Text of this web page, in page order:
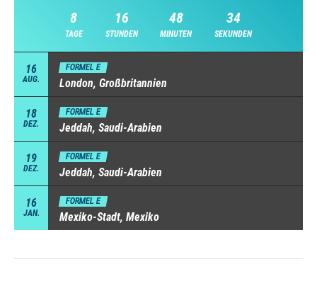
8
TAGE
16
STUNDEN
48
MINUTEN
33
SEKUNDEN
16
AUG.
FORMEL E
London, Großbritannien
18
DEZ.
FORMEL E
Jeddah, Saudi-Arabien
19
DEZ.
FORMEL E
Jeddah, Saudi-Arabien
16
JAN.
FORMEL E
Mexiko-Stadt, Mexiko